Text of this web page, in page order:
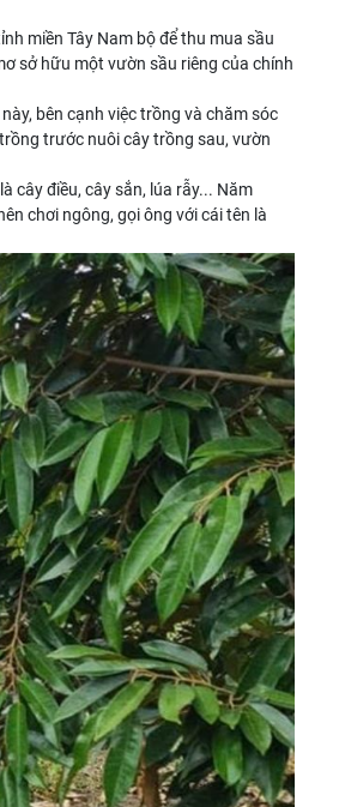
miền Tây Nam bộ để thu mua sầu
sở hữu một vườn sầu riêng của chính
bên cạnh việc trồng và chăm sóc
trước nuôi cây trồng sau, vườn
cây điều, cây sắn, lúa rẫy... Năm
chơi ngông, gọi ông với cái tên là